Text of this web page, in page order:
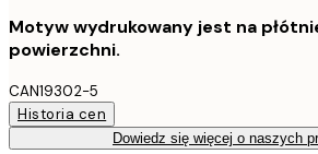
Motyw wydrukowany jest na
powierzchni.
CAN19302-5
Historia cen
Dowiedz się więcej o naszych